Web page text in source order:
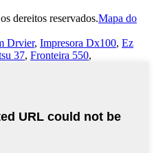
dereitos reservados.Mapa do
Drvier, Impresora Dx100, Ez
37, Fronteira 550,